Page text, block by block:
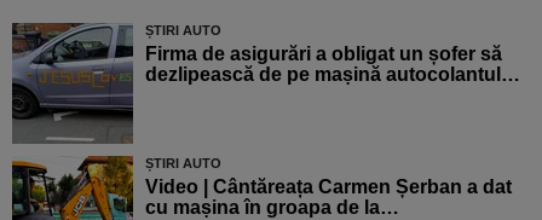
ȘTIRI AUTO
Firma de asigurări a obligat un șofer să
dezlipească de pe mașină autocolantul…
ȘTIRI AUTO
Video | Cântăreața Carmen Șerban a dat
cu mașina în groapa de la…